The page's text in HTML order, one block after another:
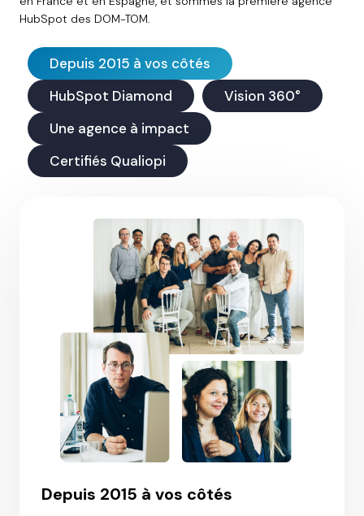
HubSpot des DOM-TOM.
Depuis 2015 à vos côtés
HubSpot Diamond
Vision 360°
Une agence à impact
Certifiés Qualiopi
Depuis 2015 à vos côtés